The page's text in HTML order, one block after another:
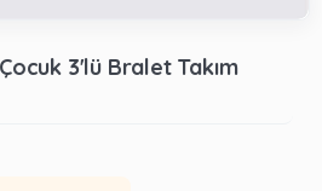
3'lü Bralet Takım